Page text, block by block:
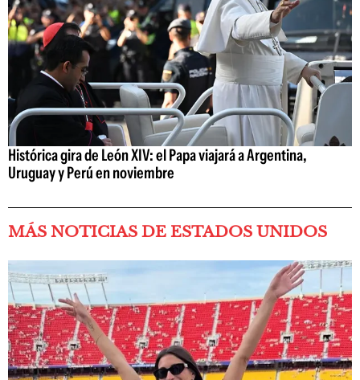
Histórica gira de León XIV: el Papa viajará a Argentina,
Uruguay y Perú en noviembre
MÁS NOTICIAS DE ESTADOS UNIDOS